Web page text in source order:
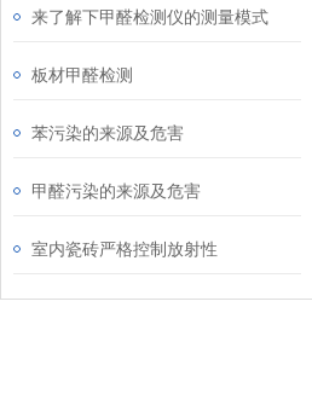
来了解下甲醛检测仪的测量模式
板材甲醛检测
苯污染的来源及危害
甲醛污染的来源及危害
室内瓷砖严格控制放射性